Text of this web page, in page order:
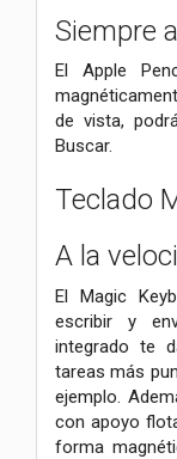
Siempre
El Apple
de vista,
Buscar.
Teclado
A la
El Magic
escribir y
integrado te
tareas más
ejemplo.
con apoyo
forma